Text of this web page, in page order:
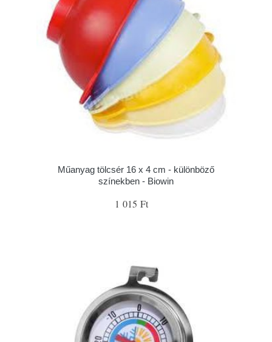
Műanyag tölcsér 16 x 4 cm - különböző
színekben - Biowin
1 015 Ft